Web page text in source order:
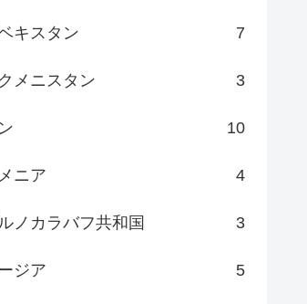
キスタン 7
メニスタン 3
10
ニア 4
ノカラバフ共和国 3
ジア 5